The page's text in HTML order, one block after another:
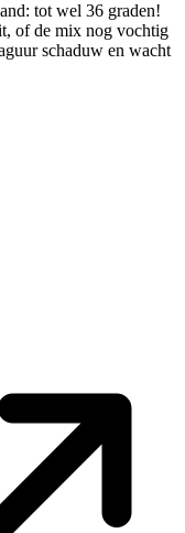
tot wel 36 graden!
of de mix nog vochtig
schaduw en wacht